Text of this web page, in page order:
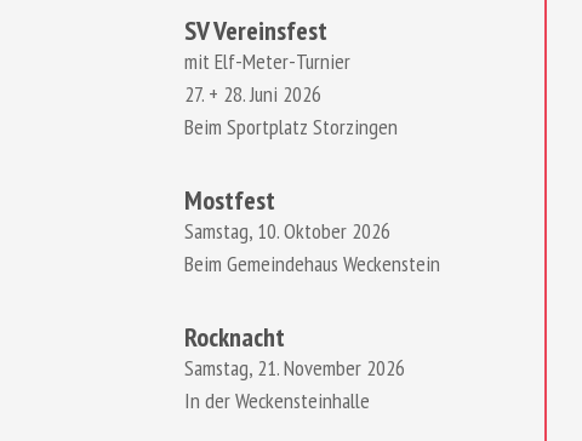
SV Vereinsfest
mit Elf-Meter-Turnier
27. + 28. Juni 2026
Beim Sportplatz Storzingen
Mostfest
Samstag, 10. Oktober 2026
Beim Gemeindehaus Weckenstein
Rocknacht
Samstag, 21. November 2026
In der Weckensteinhalle